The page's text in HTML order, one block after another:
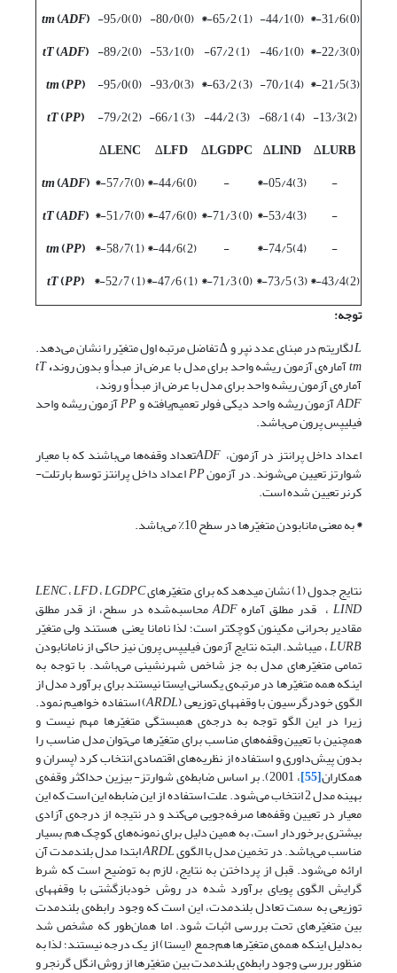
(0)31/6-
*
(0)44/1-
(1) 65/2-
*
(0)80/0-
(0)95/0-
tm(ADF)
(0)22/3-
*
(0)46/1-
(1) 67/2-
(0)53/1-
(0)89/2-
tT(ADF)
(3)21/5-
*
(4)70/1-
(3) 63/2-
*
(3)93/0-
(0)95/0-
tm(PP)
(2)13/3-
(4) 68/1-
(3) 44/2-
(3) 66/1-
(2)79/2-
tT(PP)
LURB
∆
LIND
∆
LGDPC
∆
LFD
∆
LENC
∆
-
(3)05/4-
*
-
(0)44/6-
*
(0)57/7-
*
tm(ADF)
-
(3)53/4-
*
(0) 71/3-
*
(0)47/6-
*
(0)51/7-
*
tT(ADF)
-
(4)74/5-
*
-
(2)44/6-
*
(1)58/7-
*
tm(PP)
(2)43/4-
*
(3) 73/5-
*
(0) 71/3-
*
(1) 47/6-
*
(1) 52/7-
*
tT(PP)
توجه:
Lلگاریتم در مبنای عدد نپر و ∆ تفاضل مرتبه اول متغیّر را نشان می‌دهد.
tmآماره‌ی آزمون ریشه واحد برای مدل با عرض از مبدأ و بدون روند، tT
آماره‌ی آزمون ریشه واحد برای مدل با عرض از مبدأ و روند،
ADFآزمون ریشه واحد دیکی فولر تعمیم‌یافته وPPآزمون ریشه واحد
فیلیپس پرون می‌باشد.
اعداد داخل پرانتز در آزمون، ADFتعداد وقفه‌ها می‌باشند که با معیار
شوارتز تعیین می‌شوند. در آزمونPPاعداد داخل پرانتز توسط بارتلت-
کرنر تعیین شده است.
*به معنی مانابودن متغیّرها در سطح 10٪ می‌باشد.
نتایج جدول (1) نشان می­دهد که برای متغیّرهای LENC،LFD،LGDPC
،LIND قدر مطلق آمارهADFمحاسبه‌شده در سطح، از قدر مطلق
مقادیر بحرانی مکینون کوچک­تر است؛ لذا نامانا یعنی هستند ولی متغیّر
LURB، می­باشد. البته نتایج آزمون فیلیپس پرون نیز حاکی از نامانابودن
تمامی متغیّرهای مدل به جز شاخص شهرنشینی می‌باشد. با توجه به
اینکه همه متغیّرها در مرتبه‌ی یکسانی ایستا نیستند برای برآورد مدل از
الگوی خودرگرسیون با وقفه­های توزیعی (ARDL) استفاده خواهیم نمود.
زیرا در این الگو توجه به درجه‌ی همبستگی متغیّرها مهم نیست و
همچنین با تعیین وقفه‌های مناسب برای متغیّرها می‌توان مدل مناسب را
بدون پیش‌داوری و استفاده از نظریه‌های اقتصادی انتخاب کرد (پسران و
همکاران[55] ، 2001). بر اساس ضابطه‌ی شوارتز- بیزین حداکثر وقفه‌ی
بهینه مدل 2 انتخاب می‌شود. علت استفاده از این ضابطه این است که این
معیار در تعیین وقفه‌ها صرفه‌جویی می‌کند و در نتیجه از درجه‌ی آزادی
بیشتری برخوردار است، به همین دلیل برای نمونه‌های کوچک هم بسیار
مناسب می‌باشد. در تخمین مدل با الگویARDLابتدا مدل بلندمدت آن
ارائه می‌شود. قبل از پرداختن به نتایج، لازم به توضیح است که شرط
گرایش الگوی پویای برآورد شده در روش خودبازگشتی با وقفه­های
توزیعی به سمت تعادل بلندمدت، این است که وجود رابطه‌ی بلندمدت
بین متغیّرهای تحت بررسی اثبات شود. اما همان‌طور که مشخص شد
به‌دلیل اینکه همه‌ی متغیّرها هم‌جمع (ایستا) از یک درجه نیستند؛ لذا به
منظور بررسی وجود رابطه‌ی بلندمدت بین متغیّرها از روش انگل گرنجر و